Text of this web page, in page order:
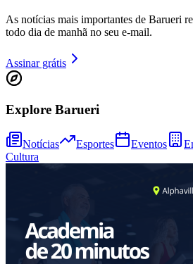
Goiás
As notícias mais importantes de Barueri
todo dia de manhã no seu e-mail.
Assinar grátis
Explore Barueri
Notícias Esportes Eventos
Cultura